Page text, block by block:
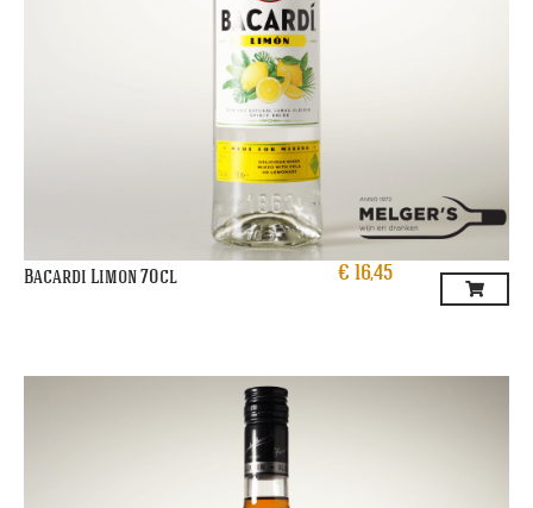
Bacardi Limon 70cl € 16,45